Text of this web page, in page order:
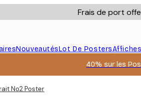
Frais de port
NouveautésLot De Posters
40% sur les
No2 Poster